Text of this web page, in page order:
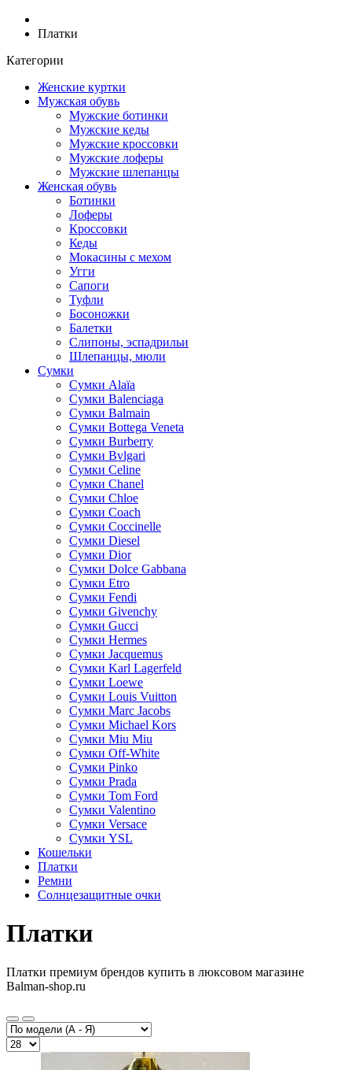
Платки
Категории
Женские куртки
Мужская обувь
Мужские ботинки
Мужские кеды
Мужские кроссовки
Мужские лоферы
Мужские шлепанцы
Женская обувь
Ботинки
Лоферы
Кроссовки
Кеды
Мокасины с мехом
Угги
Сапоги
Туфли
Босоножки
Балетки
Слипоны, эспадрильи
Шлепанцы, мюли
Сумки
Cумки Alaïa
Сумки Balenciaga
Сумки Balmain
Сумки Bottega Veneta
Сумки Burberry
Сумки Bvlgari
Сумки Celine
Сумки Chanel
Сумки Chloe
Сумки Coach
Сумки Coccinelle
Сумки Diesel
Сумки Dior
Сумки Dolce Gabbana
Сумки Etro
Сумки Fendi
Сумки Givenchy
Сумки Gucci
Сумки Hermes
Сумки Jacquemus
Сумки Karl Lagerfeld
Сумки Loewe
Сумки Louis Vuitton
Сумки Marc Jacobs
Сумки Michael Kors
Сумки Miu Miu
Сумки Off-White
Сумки Pinko
Сумки Prada
Сумки Tom Ford
Cумки Valentino
Сумки Versace
Сумки YSL
Кошельки
Платки
Ремни
Солнцезащитные очки
Платки
Платки премиум брендов купить в люксовом магазине
Balman-shop.ru